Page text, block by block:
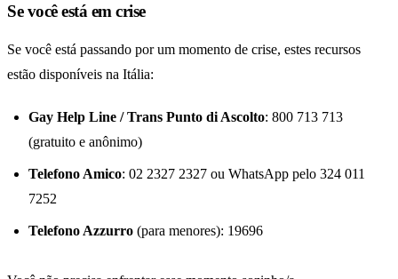
Se você está em crise
Se você está passando por um momento de crise, estes recursos
estão disponíveis na Itália:
Gay Help Line / Trans Punto di Ascolto: 800 713 713
(gratuito e anônimo)
Telefono Amico: 02 2327 2327 ou WhatsApp pelo 324 011
7252
Telefono Azzurro (para menores): 19696